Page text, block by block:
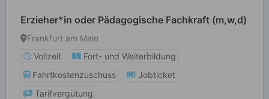
Erzieher*in oder Pädagogische Fachkraft (m,w,d)
Frankfurt am Main
Vollzeit
Fort- und Weiterbildung
Fahrtkostenzuschuss
Jobticket
Tarifvergütung